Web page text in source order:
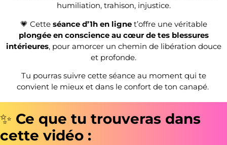
humiliation, trahison, injustice.
💗 Cetteséance d’1h en lignet’offre une véritable
plongée en conscience au cœur de tes blessures
intérieures, pour amorcer un chemin de libération douce
et profonde.
Tu pourras suivre cette séance au moment qui te
convient le mieux et dans le confort de ton canapé.
✨ Ce que tu trouveras dans
cette vidéo :